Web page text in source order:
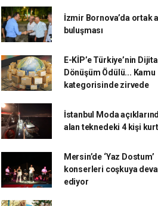
İzmir Bornova’da ortak
buluşması
E-KİP’e Türkiye’nin Dijital
Dönüşüm Ödülü... Kamu
kategorisinde zirvede
İstanbul Moda
alan teknedeki 4 kişi
Mersin’de ‘Yaz Dostum’
konserleri coşkuya
ediyor